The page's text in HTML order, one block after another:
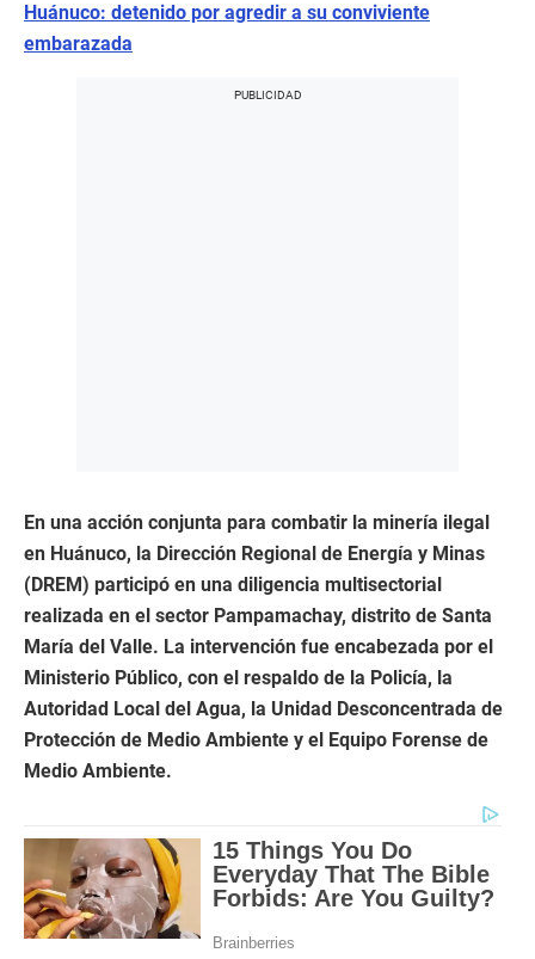
Huánuco: detenido por agredir a su conviviente
embarazada
En una acción conjunta para combatir la minería ilegal
en Huánuco, la Dirección Regional de Energía y Minas
(DREM) participó en una diligencia multisectorial
realizada en el sector Pampamachay, distrito de Santa
María del Valle. La intervención fue encabezada por el
Ministerio Público, con el respaldo de la Policía, la
Autoridad Local del Agua, la Unidad Desconcentrada de
Protección de Medio Ambiente y el Equipo Forense de
Medio Ambiente.